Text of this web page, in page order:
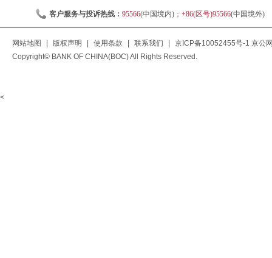
客户服务与投诉热线： 95566(中国境内)； +86(区号)95566(中国境外)
网站地图 版权声明 使用条款 联系我们 京ICP备10052455号-1 京公
Copyright© BANK OF CHINA(BOC) All Rights Reserved.
<